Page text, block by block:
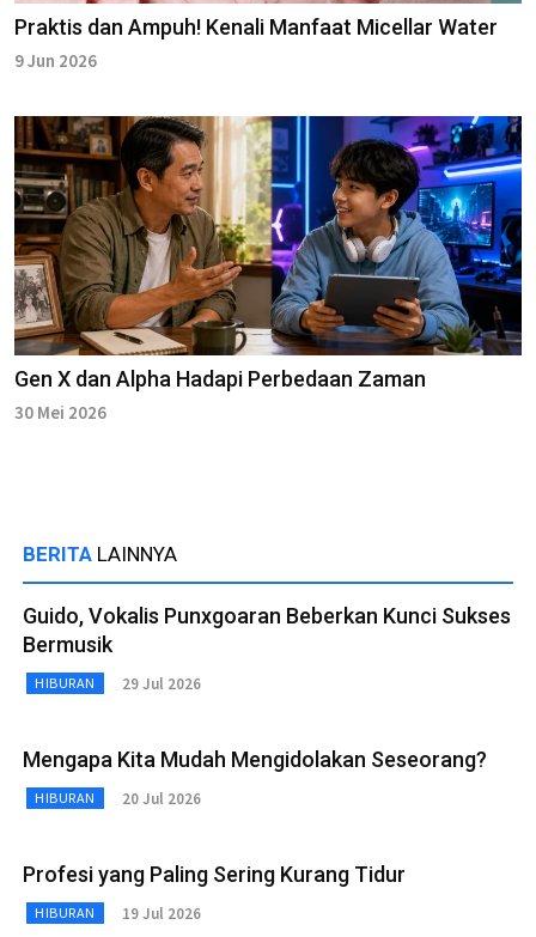
Praktis dan Ampuh! Kenali Manfaat Micellar Water
9 Jun 2026
Gen X dan Alpha Hadapi Perbedaan Zaman
30 Mei 2026
BERITA LAINNYA
Guido, Vokalis Punxgoaran Beberkan Kunci Sukses
Bermusik
HIBURAN 29 Jul 2026
Mengapa Kita Mudah Mengidolakan Seseorang?
HIBURAN 20 Jul 2026
Profesi yang Paling Sering Kurang Tidur
HIBURAN 19 Jul 2026